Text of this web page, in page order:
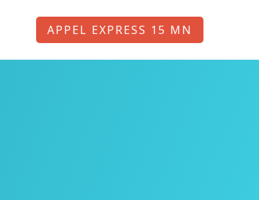
APPEL EXPRESS 15 MN